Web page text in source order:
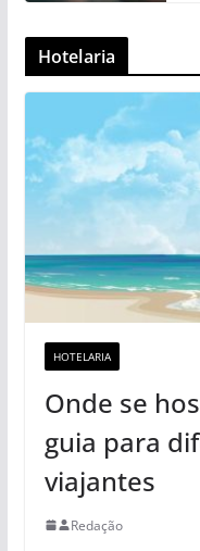
Hotelaria
HOTELARIA
Onde se
guia para
viajantes
Redação